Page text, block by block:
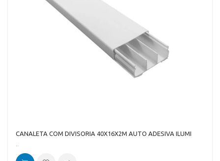
CANALETA COM DIVISORIA 40X16X2M AUTO ADESIVA ILUMI